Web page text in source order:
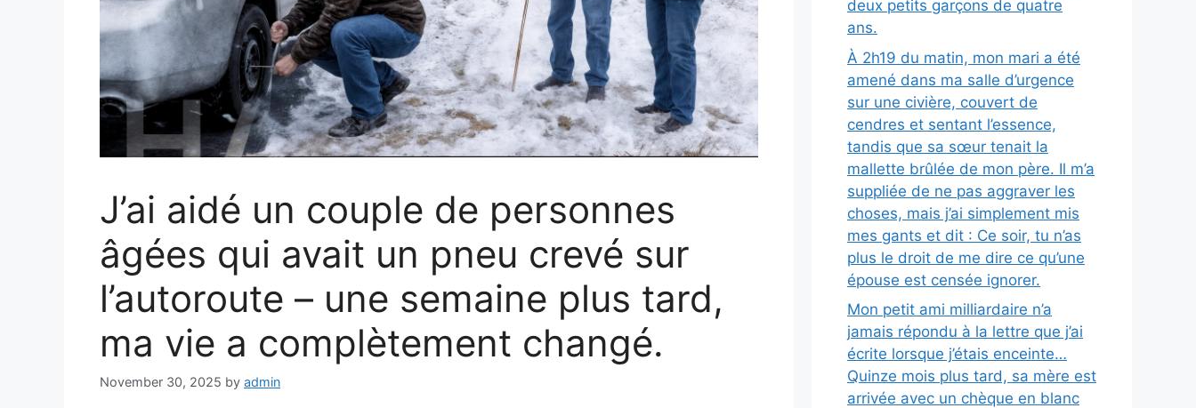
J’ai aidé un couple de personnes
âgées qui avait un pneu crevé sur
l’autoroute – une semaine plus tard,
ma vie a complètement changé.
November 30, 2025 by admin
deux petits garçons de quatre
ans.
À 2h19 du matin, mon mari a été
amené dans ma salle d’urgence
sur une civière, couvert de
cendres et sentant l’essence,
tandis que sa sœur tenait la
mallette brûlée de mon père. Il m’a
suppliée de ne pas aggraver les
choses, mais j’ai simplement mis
mes gants et dit : Ce soir, tu n’as
plus le droit de me dire ce qu’une
épouse est censée ignorer.
Mon petit ami milliardaire n’a
jamais répondu à la lettre que j’ai
écrite lorsque j’étais enceinte…
Quinze mois plus tard, sa mère est
arrivée avec un chèque en blanc